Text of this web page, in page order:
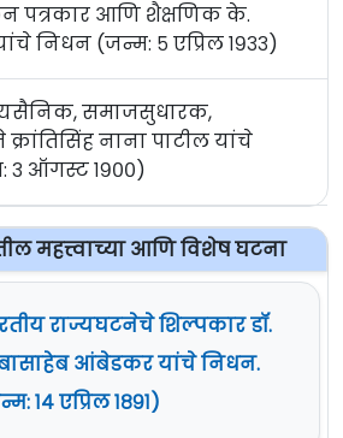
पत्रकार आणि शैक्षणिक के.
निधन (जन्म: ५ एप्रिल १९३३)
समाजसुधारक,
नाना पाटील यांचे
३ ऑगस्ट १९००)
महत्त्वाच्या आणि विशेष घटना
राज्यघटनेचे शिल्पकार डॉ.
आंबेडकर यांचे निधन.
१४ एप्रिल १८९१)